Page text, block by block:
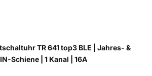
TR 641 top3 BLE | Jahres- &
Schiene | 1 Kanal | 16A